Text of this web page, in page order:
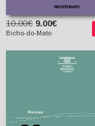
10.00€ 9.00€
Bicho-do-Mato
Os Juramentos
(tradutor)